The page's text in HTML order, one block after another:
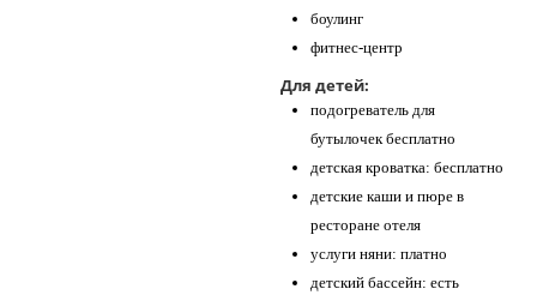
боулинг
фитнес-центр
Для детей:
подогреватель для
бутылочек бесплатно
детская кроватка: бесплатно
детские каши и пюре в
ресторане отеля
услуги няни: платно
детский бассейн: есть